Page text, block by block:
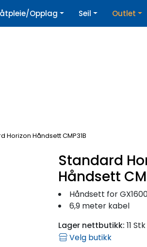
| Nyhetsbrev
Opplag Seil Outlet
Horizon Håndsett CMP31B
Standard
Håndsett
Håndsett for GX1600E/
6,9 meter kabel
Lager nettbutikk: 11 Stk
Velg butikk